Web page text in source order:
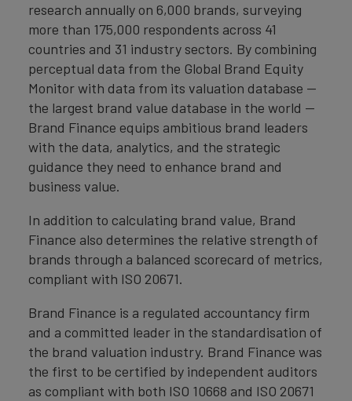
research annually on 6,000 brands, surveying
more than 175,000 respondents across 41
countries and 31 industry sectors. By combining
perceptual data from the Global Brand Equity
Monitor with data from its valuation database —
the largest brand value database in the world —
Brand Finance equips ambitious brand leaders
with the data, analytics, and the strategic
guidance they need to enhance brand and
business value.
In addition to calculating brand value, Brand
Finance also determines the relative strength of
brands through a balanced scorecard of metrics,
compliant with ISO 20671.
Brand Finance is a regulated accountancy firm
and a committed leader in the standardisation of
the brand valuation industry. Brand Finance was
the first to be certified by independent auditors
as compliant with both ISO 10668 and ISO 20671